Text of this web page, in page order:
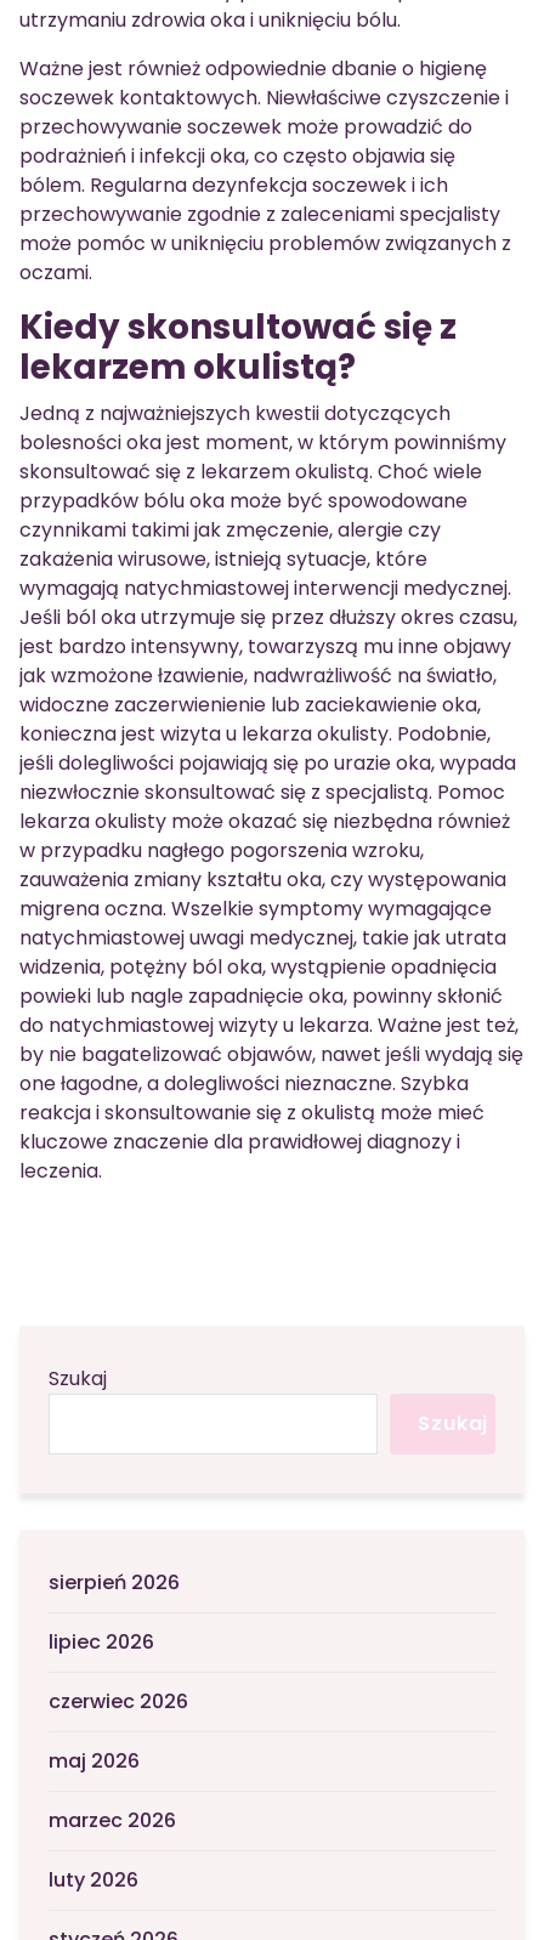
utrzymaniu zdrowia oka i uniknięciu bólu.
Ważne jest również odpowiednie dbanie o higienę
soczewek kontaktowych. Niewłaściwe czyszczenie i
przechowywanie soczewek może prowadzić do
podrażnień i infekcji oka, co często objawia się
bólem. Regularna dezynfekcja soczewek i ich
przechowywanie zgodnie z zaleceniami specjalisty
może pomóc w uniknięciu problemów związanych z
oczami.
Kiedy skonsultować się z
lekarzem okulistą?
Jedną z najważniejszych kwestii dotyczących
bolesności oka jest moment, w którym powinniśmy
skonsultować się z lekarzem okulistą. Choć wiele
przypadków bólu oka może być spowodowane
czynnikami takimi jak zmęczenie, alergie czy
zakażenia wirusowe, istnieją sytuacje, które
wymagają natychmiastowej interwencji medycznej.
Jeśli ból oka utrzymuje się przez dłuższy okres czasu,
jest bardzo intensywny, towarzyszą mu inne objawy
jak wzmożone łzawienie, nadwrażliwość na światło,
widoczne zaczerwienienie lub zaciekawienie oka,
konieczna jest wizyta u lekarza okulisty. Podobnie,
jeśli dolegliwości pojawiają się po urazie oka, wypada
niezwłocznie skonsultować się z specjalistą. Pomoc
lekarza okulisty może okazać się niezbędna również
w przypadku nagłego pogorszenia wzroku,
zauważenia zmiany kształtu oka, czy występowania
migrena oczna. Wszelkie symptomy wymagające
natychmiastowej uwagi medycznej, takie jak utrata
widzenia, potężny ból oka, wystąpienie opadnięcia
powieki lub nagle zapadnięcie oka, powinny skłonić
do natychmiastowej wizyty u lekarza. Ważne jest też,
by nie bagatelizować objawów, nawet jeśli wydają się
one łagodne, a dolegliwości nieznaczne. Szybka
reakcja i skonsultowanie się z okulistą może mieć
kluczowe znaczenie dla prawidłowej diagnozy i
leczenia.
Szukaj
Szukaj
sierpień 2026
lipiec 2026
czerwiec 2026
maj 2026
marzec 2026
luty 2026